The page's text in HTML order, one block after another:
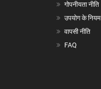
गोपनीयता नीति
उपयोग के नियम
वापसी नीति
FAQ